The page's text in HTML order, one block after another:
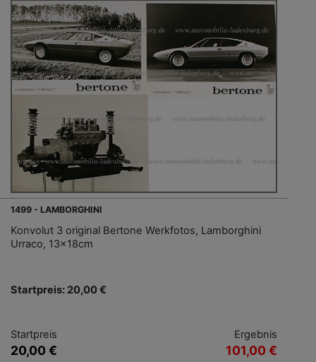
1499 - LAMBORGHINI
Konvolut 3 original Bertone Werkfotos, Lamborghini
Urraco, 13x18cm
Startpreis: 20,00 €
Startpreis
20,00 €
Ergebnis
101,00 €